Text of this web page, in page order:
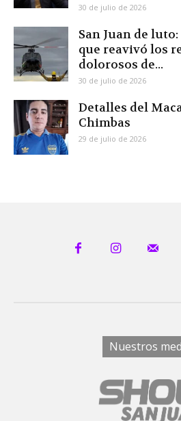
30 de julio de 2026
San Juan de
que reavivó los
dolorosos de...
30 de julio de 2026
Detalles del
Chimbas
29 de julio de 2026
Nuestros